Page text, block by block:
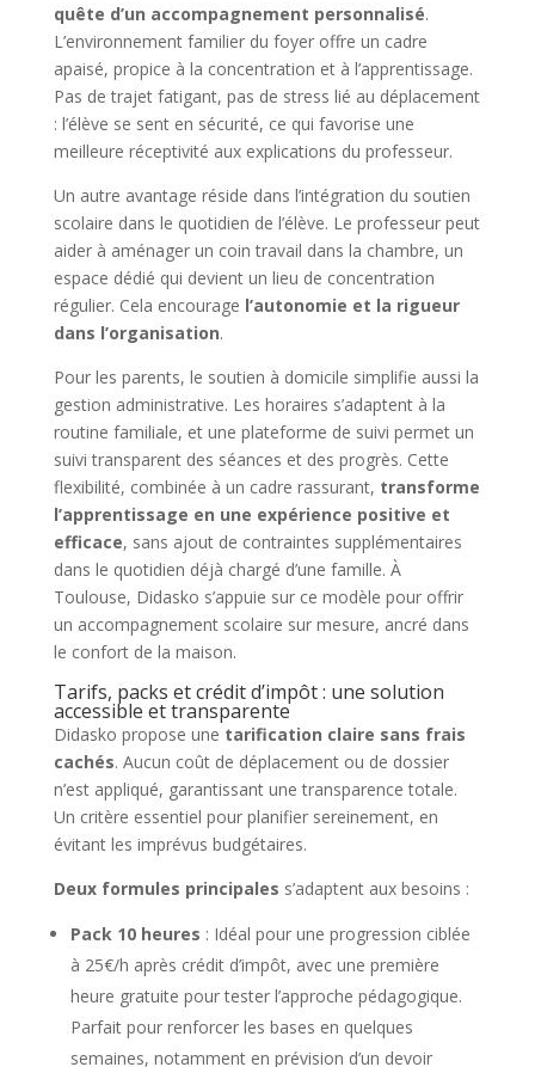
quête d’un accompagnement personnalisé.
L’environnement familier du foyer offre un cadre
apaisé, propice à la concentration et à l’apprentissage.
Pas de trajet fatigant, pas de stress lié au déplacement
: l’élève se sent en sécurité, ce qui favorise une
meilleure réceptivité aux explications du professeur.
Un autre avantage réside dans l’intégration du soutien
scolaire dans le quotidien de l’élève. Le professeur peut
aider à aménager un coin travail dans la chambre, un
espace dédié qui devient un lieu de concentration
régulier. Cela encourage l’autonomie et la rigueur
dans l’organisation.
Pour les parents, le soutien à domicile simplifie aussi la
gestion administrative. Les horaires s’adaptent à la
routine familiale, et une plateforme de suivi permet un
suivi transparent des séances et des progrès. Cette
flexibilité, combinée à un cadre rassurant, transforme
l’apprentissage en une expérience positive et
efficace, sans ajout de contraintes supplémentaires
dans le quotidien déjà chargé d’une famille. À
Toulouse, Didasko s’appuie sur ce modèle pour offrir
un accompagnement scolaire sur mesure, ancré dans
le confort de la maison.
Tarifs, packs et crédit d’impôt : une solution
accessible et transparente
Didasko propose une tarification claire sans frais
cachés. Aucun coût de déplacement ou de dossier
n’est appliqué, garantissant une transparence totale.
Un critère essentiel pour planifier sereinement, en
évitant les imprévus budgétaires.
Deux formules principales s’adaptent aux besoins :
Pack 10 heures : Idéal pour une progression ciblée
à 25€/h après crédit d’impôt, avec une première
heure gratuite pour tester l’approche pédagogique.
Parfait pour renforcer les bases en quelques
semaines, notamment en prévision d’un devoir